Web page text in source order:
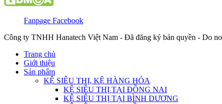
Fanpage Facebook
Công ty TNHH Hanatech Việt Nam - Đã đăng ký bản quyền - Do
Trang chủ
Giới thiệu
Sản phẩm
KỆ SIÊU THỊ, KỆ HÀNG HÓA
KỆ SIÊU THỊ TẠI ĐỒNG NAI
KỆ SIÊU THỊ TẠI BÌNH DƯƠNG